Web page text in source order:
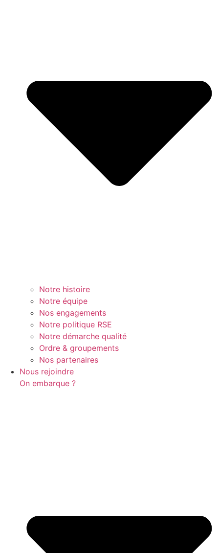
Notre histoire
Notre équipe
Nos engagements
Notre politique RSE
Notre démarche qualité
Ordre & groupements
Nos partenaires
Nous rejoindre
On embarque ?